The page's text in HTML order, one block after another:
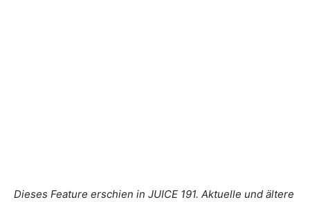
Dieses Feature erschien in JUICE 191. Aktuelle und ältere